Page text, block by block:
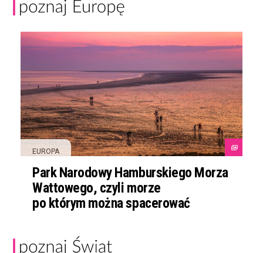
EUROPA
Park Narodowy Hamburskiego Morza
Wattowego, czyli morze
po którym można spacerować